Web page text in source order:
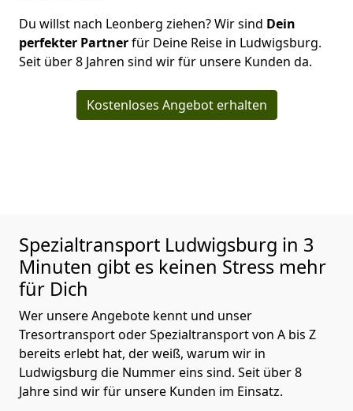
Du willst nach Leonberg ziehen? Wir sind Dein
perfekter Partnerfür Deine Reise in Ludwigsburg.
Seit über 8 Jahren sind wir für unsere Kunden da.
Kostenloses Angebot erhalten
Spezialtransport Ludwigsburg in 3
Minuten gibt es keinen Stress mehr
für Dich
Wer unsere Angebote kennt und unser
Tresortransport oder Spezialtransport von A bis Z
bereits erlebt hat, der weiß, warum wir in
Ludwigsburg die Nummer eins sind. Seit über 8
Jahre sind wir für unsere Kunden im Einsatz.